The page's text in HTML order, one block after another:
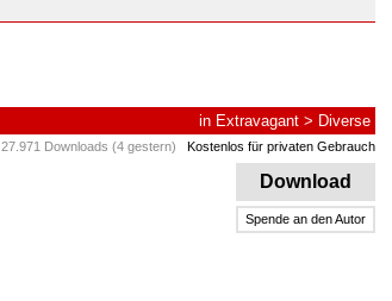
in Extravagant > Diverse
27.971 Downloads (4 gestern) Kostenlos für privaten Gebrauch
Download
Spende an den Autor